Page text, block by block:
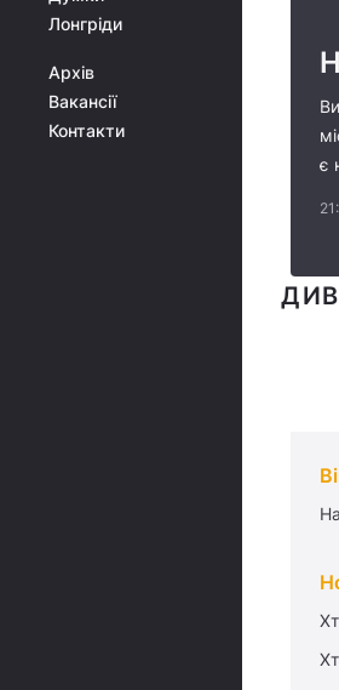
Лонгріди
Архів
Вакансії
Контакти
є